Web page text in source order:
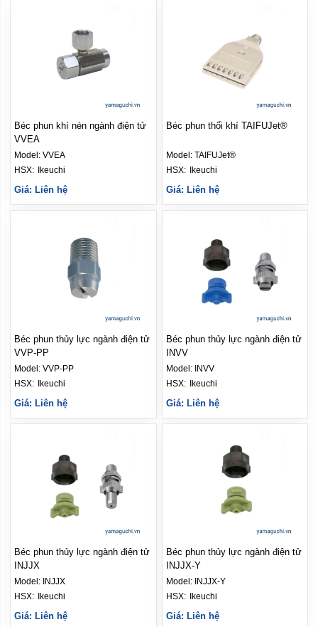
Béc phun khí nén ngành điện tử
VVEA
Model: VVEA
Ikeuchi
Giá: Liên hệ
Béc phun thổi khí TAIFUJet®
Model: TAIFUJet®
HSX:
Ikeuchi
Giá: Liên hệ
Béc phun thủy lực ngành điện tử
VVP-PP
Model: VVP-PP
Ikeuchi
Giá: Liên hệ
Béc phun thủy lực ngành điện tử
INVV
Model: INVV
HSX: Ikeuchi
Giá: Liên hệ
Béc phun thủy lực ngành điện tử
INJJX
Model: INJJX
Ikeuchi
Giá: Liên hệ
Béc phun thủy lực ngành điện tử
INJJX-Y
Model: INJJX-Y
HSX:
Ikeuchi
Giá: Liên hệ